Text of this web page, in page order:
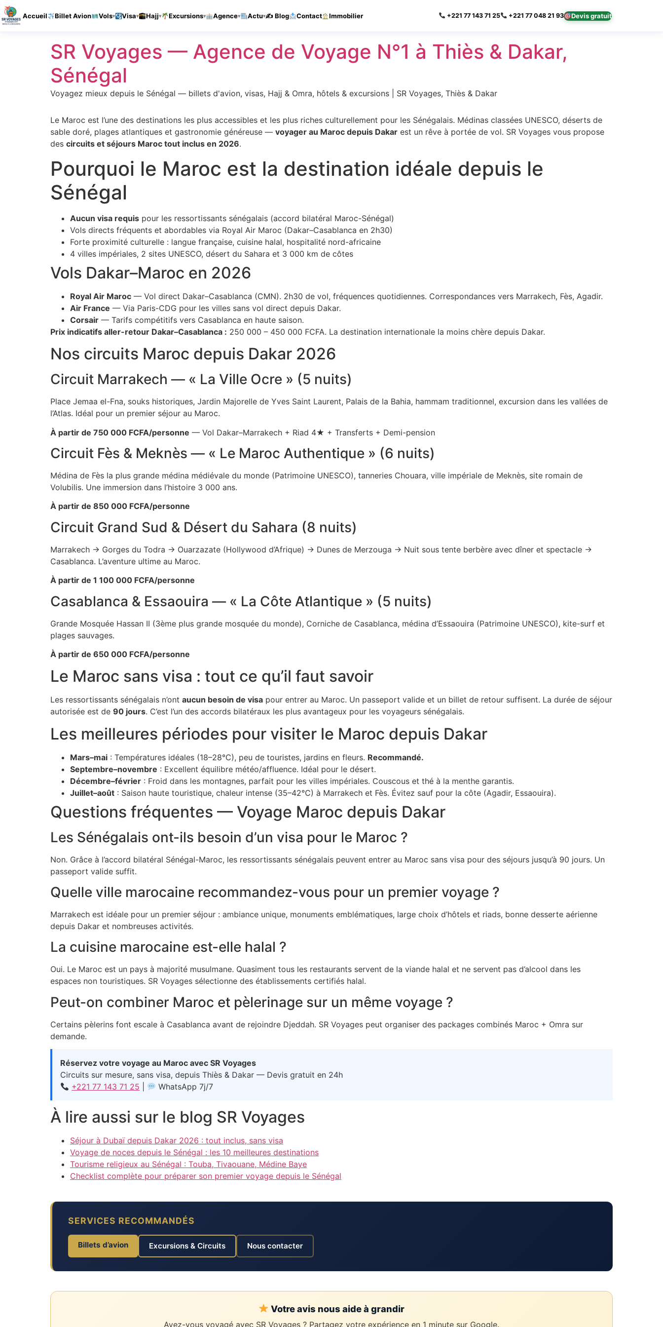
Accueil Billet Avion Vols Visa Hajj Excursions Agence Actu ✍️ Blog Contact Immobilier +221 77 143 71 25 +221 77 048 21 93 Devis gratuit
SR Voyages — Agence de Voyage N°1 à Thiès & Dakar,
Sénégal
Voyagez mieux depuis le Sénégal — billets d'avion, visas, Hajj & Omra, hôtels & excursions | SR Voyages, Thiès & Dakar
Le Maroc est l’une des destinations les plus accessibles et les plus riches culturellement pour les Sénégalais. Médinas classées UNESCO, déserts de
sable doré, plages atlantiques et gastronomie généreuse — voyager au Maroc depuis Dakar est un rêve à portée de vol. SR Voyages vous propose
des circuits et séjours Maroc tout inclus en 2026.
Pourquoi le Maroc est la destination idéale depuis le
Sénégal
Aucun visa requis pour les ressortissants sénégalais (accord bilatéral Maroc-Sénégal)
Vols directs fréquents et abordables via Royal Air Maroc (Dakar–Casablanca en 2h30)
Forte proximité culturelle : langue française, cuisine halal, hospitalité nord-africaine
4 villes impériales, 2 sites UNESCO, désert du Sahara et 3 000 km de côtes
Vols Dakar–Maroc en 2026
Royal Air Maroc — Vol direct Dakar–Casablanca (CMN). 2h30 de vol, fréquences quotidiennes. Correspondances vers Marrakech, Fès, Agadir.
Air France — Via Paris-CDG pour les villes sans vol direct depuis Dakar.
Corsair — Tarifs compétitifs vers Casablanca en haute saison.
Prix indicatifs aller-retour Dakar–Casablanca : 250 000 – 450 000 FCFA. La destination internationale la moins chère depuis Dakar.
Nos circuits Maroc depuis Dakar 2026
Circuit Marrakech — « La Ville Ocre » (5 nuits)
Place Jemaa el-Fna, souks historiques, Jardin Majorelle de Yves Saint Laurent, Palais de la Bahia, hammam traditionnel, excursion dans les vallées de
l’Atlas. Idéal pour un premier séjour au Maroc.
À partir de 750 000 FCFA/personne — Vol Dakar–Marrakech + Riad 4★ + Transferts + Demi-pension
Circuit Fès & Meknès — « Le Maroc Authentique » (6 nuits)
Médina de Fès la plus grande médina médiévale du monde (Patrimoine UNESCO), tanneries Chouara, ville impériale de Meknès, site romain de
Volubilis. Une immersion dans l’histoire 3 000 ans.
À partir de 850 000 FCFA/personne
Circuit Grand Sud & Désert du Sahara (8 nuits)
Marrakech → Gorges du Todra → Ouarzazate (Hollywood d’Afrique) → Dunes de Merzouga → Nuit sous tente berbère avec dîner et spectacle →
Casablanca. L’aventure ultime au Maroc.
À partir de 1 100 000 FCFA/personne
Casablanca & Essaouira — « La Côte Atlantique » (5 nuits)
Grande Mosquée Hassan II (3ème plus grande mosquée du monde), Corniche de Casablanca, médina d’Essaouira (Patrimoine UNESCO), kite-surf et
plages sauvages.
À partir de 650 000 FCFA/personne
Le Maroc sans visa : tout ce qu’il faut savoir
Les ressortissants sénégalais n’ont aucun besoin de visa pour entrer au Maroc. Un passeport valide et un billet de retour suffisent. La durée de séjour
autorisée est de 90 jours. C’est l’un des accords bilatéraux les plus avantageux pour les voyageurs sénégalais.
Les meilleures périodes pour visiter le Maroc depuis Dakar
Mars–mai : Températures idéales (18–28°C), peu de touristes, jardins en fleurs. Recommandé.
Septembre–novembre : Excellent équilibre météo/affluence. Idéal pour le désert.
Décembre–février : Froid dans les montagnes, parfait pour les villes impériales. Couscous et thé à la menthe garantis.
Juillet–août : Saison haute touristique, chaleur intense (35–42°C) à Marrakech et Fès. Évitez sauf pour la côte (Agadir, Essaouira).
Questions fréquentes — Voyage Maroc depuis Dakar
Les Sénégalais ont-ils besoin d’un visa pour le Maroc ?
Non. Grâce à l’accord bilatéral Sénégal-Maroc, les ressortissants sénégalais peuvent entrer au Maroc sans visa pour des séjours jusqu’à 90 jours. Un
passeport valide suffit.
Quelle ville marocaine recommandez-vous pour un premier voyage ?
Marrakech est idéale pour un premier séjour : ambiance unique, monuments emblématiques, large choix d’hôtels et riads, bonne desserte aérienne
depuis Dakar et nombreuses activités.
La cuisine marocaine est-elle halal ?
Oui. Le Maroc est un pays à majorité musulmane. Quasiment tous les restaurants servent de la viande halal et ne servent pas d’alcool dans les
espaces non touristiques. SR Voyages sélectionne des établissements certifiés halal.
Peut-on combiner Maroc et pèlerinage sur un même voyage ?
Certains pèlerins font escale à Casablanca avant de rejoindre Djeddah. SR Voyages peut organiser des packages combinés Maroc + Omra sur
demande.
Réservez votre voyage au Maroc avec SR Voyages
Circuits sur mesure, sans visa, depuis Thiès & Dakar — Devis gratuit en 24h
+221 77 143 71 25
WhatsApp 7j/7
À lire aussi sur le blog SR Voyages
Séjour à Dubaï depuis Dakar 2026 : tout inclus, sans visa
Voyage de noces depuis le Sénégal : les 10 meilleures destinations
Tourisme religieux au Sénégal : Touba, Tivaouane, Médine Baye
Checklist complète pour préparer son premier voyage depuis le Sénégal
SERVICES RECOMMANDÉS
Billets d’avion Excursions & Circuits Nous contacter
Votre avis nous aide à grandir
Avez-vous voyagé avec SR Voyages ? Partagez votre expérience en 1 minute sur Google.